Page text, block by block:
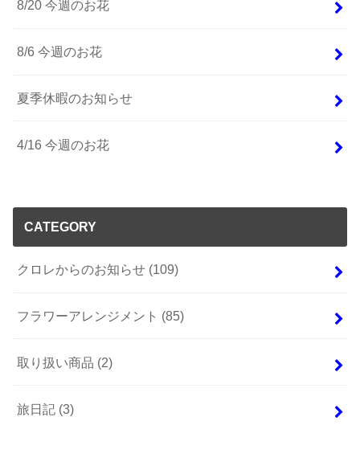
8/20 今週のお花
8/6 今週のお花
夏季休暇のお知らせ
4/16 今週のお花
CATEGORY
クロレからのお知らせ (109)
フラワーアレンジメント (85)
取り扱い商品 (2)
旅日記 (3)